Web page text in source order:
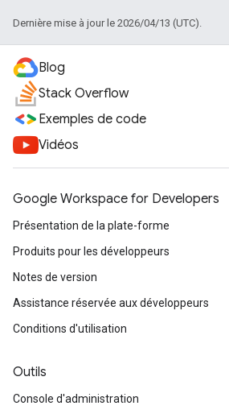
Dernière mise à jour le 2026/04/13 (UTC).
Blog
Stack Overflow
Exemples de code
Vidéos
Google Workspace for Developers
Présentation de la plate-forme
Produits pour les développeurs
Notes de version
Assistance réservée aux développeurs
Conditions d'utilisation
Outils
Console d'administration